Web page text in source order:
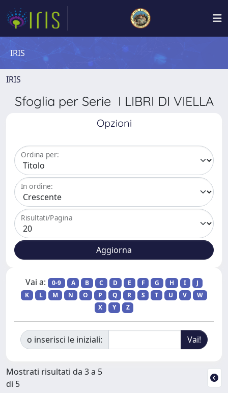
IRIS
IRIS
Sfoglia per Serie I LIBRI DI VIELLA
Opzioni
Ordina per:
In ordine:
Risultati/Pagina
Vai a: 0-9 A B C D E F G H I
J
K
L M N O P Q R S T U V
W
X
Y Z
o inserisci le iniziali:
Mostrati risultati da 3 a 5
di 5